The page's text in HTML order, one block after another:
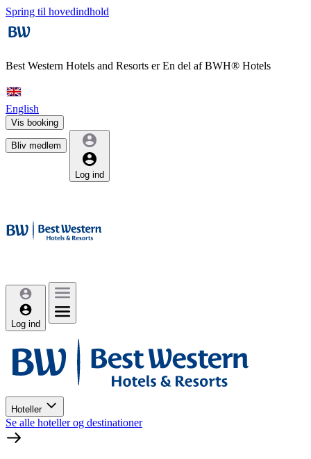
Spring til hovedindhold
Best Western Hotels and Resorts erEn del af BWH® Hotels
English
Vis booking
Bliv medlem
Log ind
Log ind
Hoteller
Se alle hoteller og destinationer